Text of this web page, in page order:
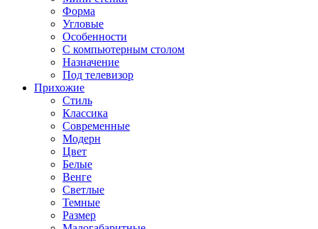
Форма
Угловые
Особенности
С компьютерным столом
Назначение
Под телевизор
Прихожие
Стиль
Классика
Современные
Модерн
Цвет
Белые
Венге
Светлые
Темные
Размер